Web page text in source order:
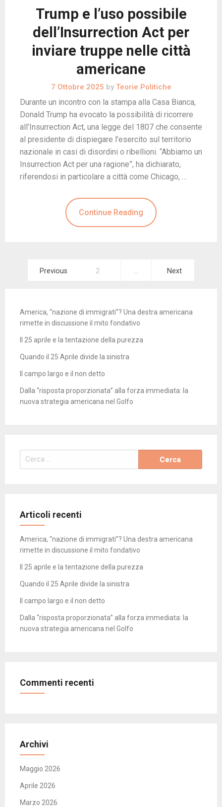
Trump e l’uso possibile
dell’Insurrection Act per
inviare truppe nelle città
americane
7 Ottobre 2025 byTeorie Politiche
Durante un incontro con la stampa alla Casa Bianca,
Donald Trump ha evocato la possibilità di ricorrere
all’Insurrection Act, una legge del 1807 che consente
al presidente di dispiegare l’esercito sul territorio
nazionale in casi di disordini o ribellioni. “Abbiamo un
Insurrection Act per una ragione”, ha dichiarato,
riferendosi in particolare a città come Chicago, …
Continue Reading
Paginazione
Previous 2 … Next
America, “nazione di immigrati”? Una destra americana
rimette in discussione il mito fondativo
Il 25 aprile e la tentazione della purezza
Quando il 25 Aprile divide la sinistra
Il campo largo e il non detto
Dalla “risposta proporzionata” alla forza immediata: la
nuova strategia americana nel Golfo
Ricerca
per:
Articoli recenti
America, “nazione di immigrati”? Una destra americana
rimette in discussione il mito fondativo
Il 25 aprile e la tentazione della purezza
Quando il 25 Aprile divide la sinistra
Il campo largo e il non detto
Dalla “risposta proporzionata” alla forza immediata: la
nuova strategia americana nel Golfo
Commenti recenti
Archivi
Maggio 2026
Aprile 2026
Marzo 2026